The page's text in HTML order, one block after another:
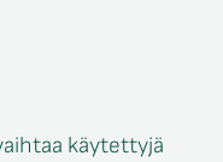
käytettyjä